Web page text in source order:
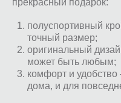
полуспортивный
точный размер;
оригинальный
может быть любым;
комфорт и
дома, и для